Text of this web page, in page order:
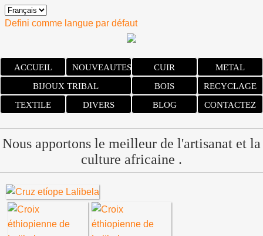
Defini comme langue par défaut
ACCUEIL NOUVEAUTES CUIR
METAL
BIJOUX TRIBAL
BOIS
RECYCLAGE
TEXTILE
DIVERS BLOG CONTACTEZ
Nous apportons le meilleur de l'artisanat et la
culture africaine .